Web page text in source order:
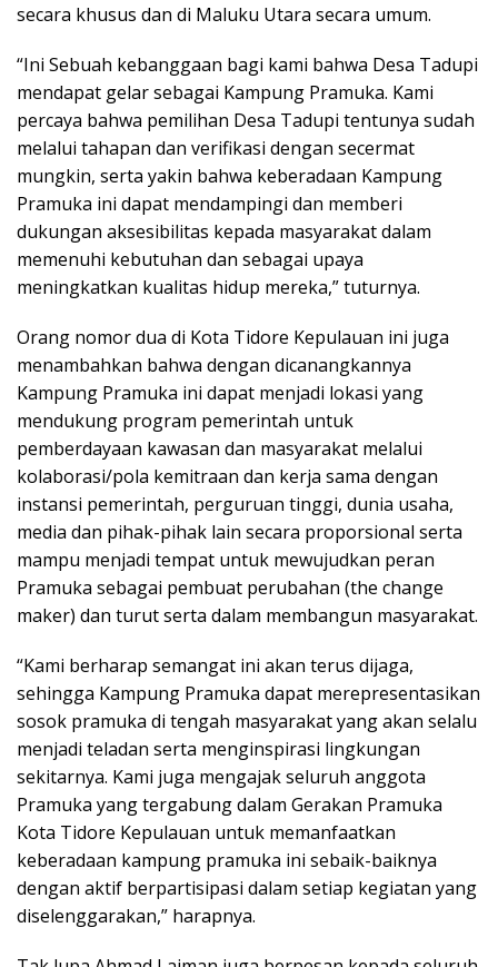
secara khusus dan di Maluku Utara secara umum.
“Ini Sebuah kebanggaan bagi kami bahwa Desa Tadupi
mendapat gelar sebagai Kampung Pramuka. Kami
percaya bahwa pemilihan Desa Tadupi tentunya sudah
melalui tahapan dan verifikasi dengan secermat
mungkin, serta yakin bahwa keberadaan Kampung
Pramuka ini dapat mendampingi dan memberi
dukungan aksesibilitas kepada masyarakat dalam
memenuhi kebutuhan dan sebagai upaya
meningkatkan kualitas hidup mereka,” tuturnya.
Orang nomor dua di Kota Tidore Kepulauan ini juga
menambahkan bahwa dengan dicanangkannya
Kampung Pramuka ini dapat menjadi lokasi yang
mendukung program pemerintah untuk
pemberdayaan kawasan dan masyarakat melalui
kolaborasi/pola kemitraan dan kerja sama dengan
instansi pemerintah, perguruan tinggi, dunia usaha,
media dan pihak-pihak lain secara proporsional serta
mampu menjadi tempat untuk mewujudkan peran
Pramuka sebagai pembuat perubahan (the change
maker) dan turut serta dalam membangun masyarakat.
“Kami berharap semangat ini akan terus dijaga,
sehingga Kampung Pramuka dapat merepresentasikan
sosok pramuka di tengah masyarakat yang akan selalu
menjadi teladan serta menginspirasi lingkungan
sekitarnya. Kami juga mengajak seluruh anggota
Pramuka yang tergabung dalam Gerakan Pramuka
Kota Tidore Kepulauan untuk memanfaatkan
keberadaan kampung pramuka ini sebaik-baiknya
dengan aktif berpartisipasi dalam setiap kegiatan yang
diselenggarakan,” harapnya.